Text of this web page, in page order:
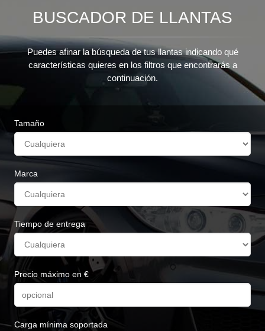
BUSCADOR DE LLANTAS
Puedes afinar la búsqueda de tus llantas indicando qué
características quieres en los filtros que encontrarás a
continuación.
Tamaño
Marca
Tiempo de entrega
Precio máximo en €
Carga mínima soportada